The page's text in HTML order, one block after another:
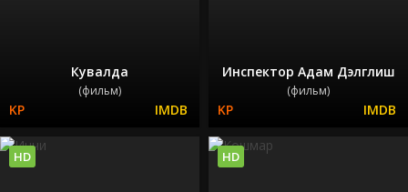
Кувалда
(фильм)
Инспектор Адам Дэлглиш
(фильм)
HD HD